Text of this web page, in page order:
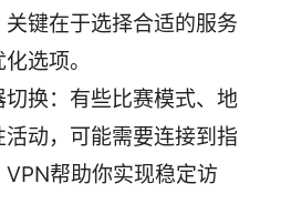
键在于选择合适的服务
选项。
换：有些比赛模式、地
动，可能需要连接到指
帮助你实现稳定访